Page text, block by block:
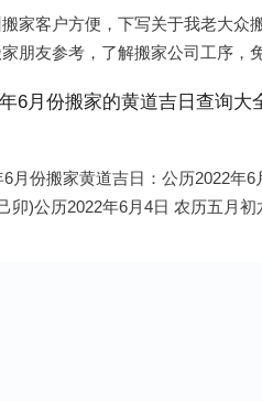
家客户方便，下写关于我老大众
朋友参考，了解搬家公司工序，
了解客户搬 家
月份搬家黄道吉日：公历2022年6
卯)公历2022年6月4日 农历五月